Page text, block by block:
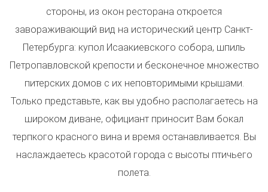
стороны, из окон ресторана откроется
завораживающий вид на исторический центр Санкт-
Петербурга: купол Исаакиевского собора, шпиль
Петропавловской крепости и бесконечное множество
питерских домов с их неповторимыми крышами.
Только представьте, как вы удобно располагаетесь на
широком диване, официант приносит Вам бокал
терпкого красного вина и время останавливается. Вы
наслаждаетесь красотой города с высоты птичьего
полета.